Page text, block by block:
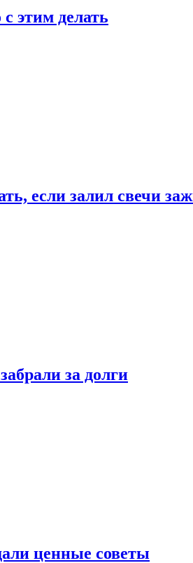
этим делать
если залил свечи
за долги
ценные советы